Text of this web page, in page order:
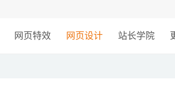
网页特效 网页设计 站长学院